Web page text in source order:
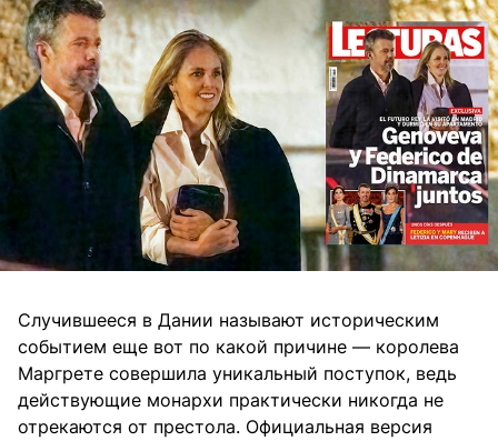
Случившееся в Дании называют историческим
событием еще вот по какой причине — королева
Маргрете совершила уникальный поступок, ведь
действующие монархи практически никогда не
отрекаются от престола. Официальная версия